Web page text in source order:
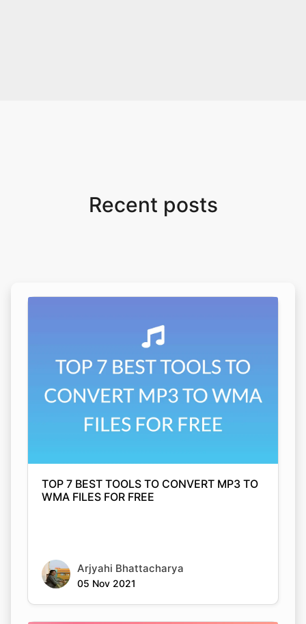
WMA FILES FOR FREE